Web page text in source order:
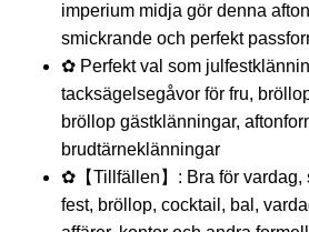
imperium midja gör denna
smickrande och perfekt
✿ Perfekt val som
tacksägelsegåvor för fru,
bröllop gästklänningar,
brudtärneklänningar
✿【Tillfällen】: Bra för vardag,
fest, bröllop, cocktail, bal,